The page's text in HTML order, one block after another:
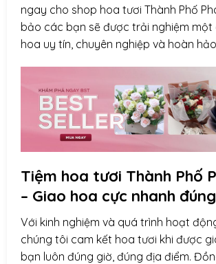
ngay cho shop hoa tươi Thành Phố
bảo các bạn sẽ được trải nghiệm một
hoa uy tín, chuyên nghiệp và hoàn
Tiệm hoa tươi Thành Phố
– Giao hoa cực nhanh
Với kinh nghiệm và quá trình hoạt
chúng tôi cam kết hoa tươi khi được
bạn luôn đúng giờ, đúng địa điểm.